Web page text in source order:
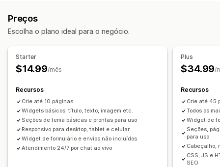
Páginas de futuros lançamentos
Perguntas frequentes Páginas de contato
Rodapés
Páginas de carreiras
Páginas de informações jurídicas
Gerenciamento de páginas
Ferramenta de edição
Elementos
Modelos
Páginas salvas Seções globais
Estilos globais
Fontes personalizadas
Preços
Escolha o plano ideal para o negócio.
Starter
$14.99/mês
Recursos
Crie até 10 páginas
Widgets básicos: título, texto, imagem etc.
Seções de tema básicas e prontas para uso
Responsivo para desktop, tablet e celular
Widget de formulário e envios não incluídos
Atendimento 24/7 por chat ao vivo
Plus
$34.99/
Recursos
Crie até 45
Todos os
Widget de
Seções,
para uso
Cabeçalho,
CSS, JS e
SEO